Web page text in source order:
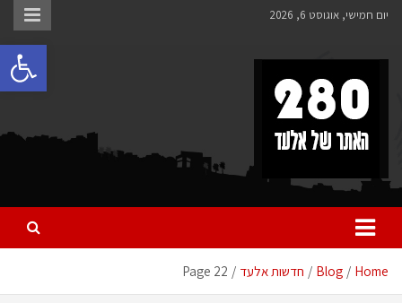
Skipיום חמישי, אוגוסט 6, 2026
280 – חדשות אלעד
כל מה שחדש ומעניין באלעד
Home
Blog חדשות אלעד Page 22